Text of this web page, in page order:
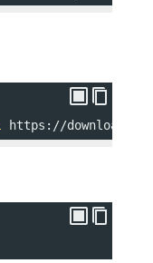
https://